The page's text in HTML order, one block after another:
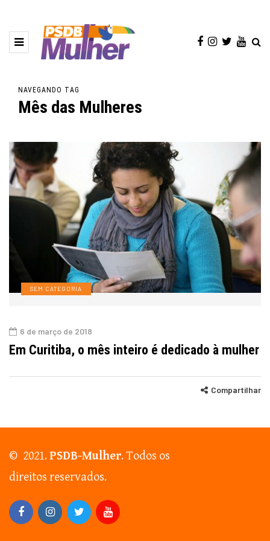
NAVEGANDO TAG
Mês das Mulheres
SEM CATEGORIA
6 de março de 2018
Em Curitiba, o mês inteiro é dedicado à mulher
Compartilhar
© 2021.PSDB-Mulher. Todos os
direitos reservados.